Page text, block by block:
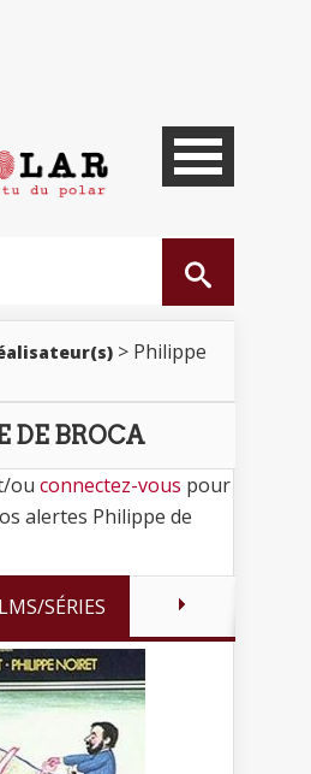
> Philippe
DE BROCA
ou connectez-vous pour
alertes Philippe de
SÉRIES